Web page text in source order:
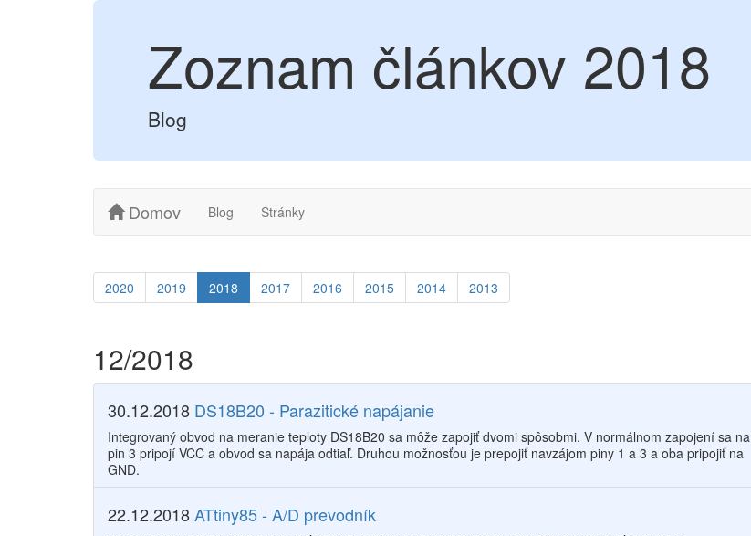
Zoznam článkov 2018
Blog
Domov Blog Stránky
2020 2019 2018 2017 2016 2015 2014 2013
12/2018
30.12.2018 DS18B20 - Parazitické napájanie
Integrovaný obvod na meranie teploty DS18B20 sa môže zapojiť dvomi spôsobmi. V normálnom zapojení sa na
pin 3 pripojí VCC a obvod sa napája odtiaľ. Druhou možnosťou je prepojiť navzájom piny 1 a 3 a oba pripojiť na
GND.
22.12.2018ATtiny85 - A/D prevodník